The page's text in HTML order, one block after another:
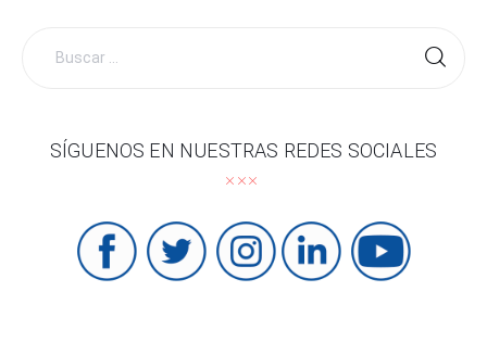
SÍGUENOS EN NUESTRAS REDES SOCIALES